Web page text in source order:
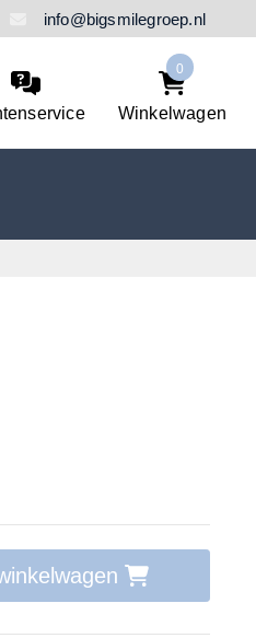
info@bigsmilegroep.nl
0
Winkelwagen